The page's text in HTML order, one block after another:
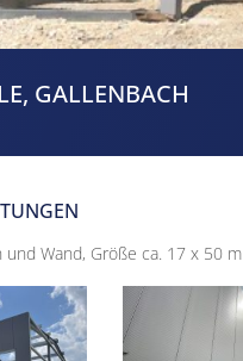
GALLENBACH
und Wand, Größe ca. 17 x 50 m